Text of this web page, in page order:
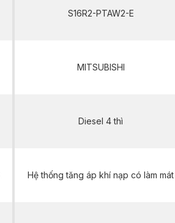
S16R2-PTAW2-E
MITSUBISHI
Diesel 4 thì
Hệ thống tăng áp khí nạp có làm mát